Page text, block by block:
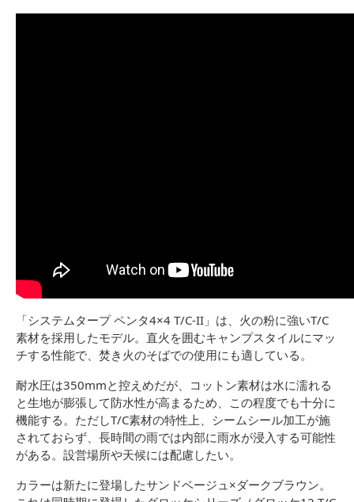
「システムタープ ペンタ4×4 T/C-II」は、火の粉に強いT/C
素材を採用したモデル。直火を囲むキャンプスタイルにマッ
チする性能で、焚き火のそばでの使用にも適している。
耐水圧は350mmと控えめだが、コットン素材は水に濡れる
と生地が膨張して防水性が高まるため、この程度でも十分に
機能する。ただしT/C素材の特性上、シームシール加工が施
されておらず、長時間の雨では内部に雨水が浸入する可能性
がある。設営場所や天候には配慮したい。
カラーは新たに登場したサンドベージュ×ダークブラウン。